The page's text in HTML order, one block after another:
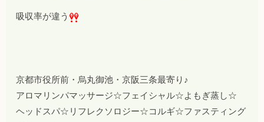
吸収率が違う
京都市役所前・烏丸御池・京阪三条最寄り♪
アロマリンパマッサージ☆フェイシャル☆よもぎ蒸し☆
ヘッドスパ☆リフレクソロジー☆コルギ☆ファスティング